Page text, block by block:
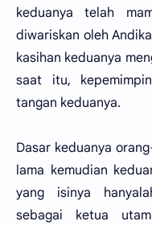
keduanya telah
diwariskan oleh
kasihan keduanya
saat itu,
tangan keduanya.
Dasar keduanya
lama kemudian
yang isinya
sebagai ketua